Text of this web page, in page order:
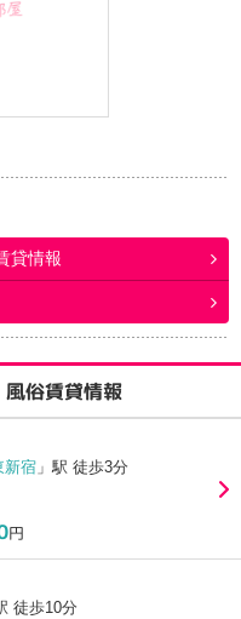
貸情報
俗賃貸情報
新宿 」駅 徒歩3分
円
徒歩10分